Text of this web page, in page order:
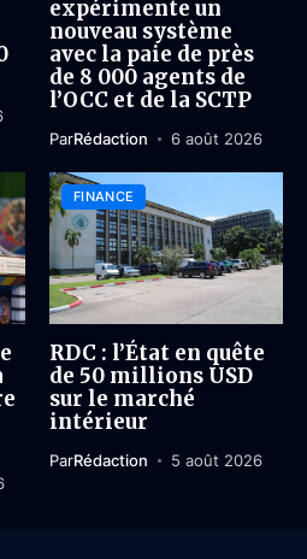
expérimente un
nouveau système
avec la paie de près
de 8 000 agents de
l’OCC et de la SCTP
ParRédaction 6 août 2026
FINANCE
RDC : l’État en quête
de 50 millions USD
sur le marché
intérieur
ParRédaction 5 août 2026